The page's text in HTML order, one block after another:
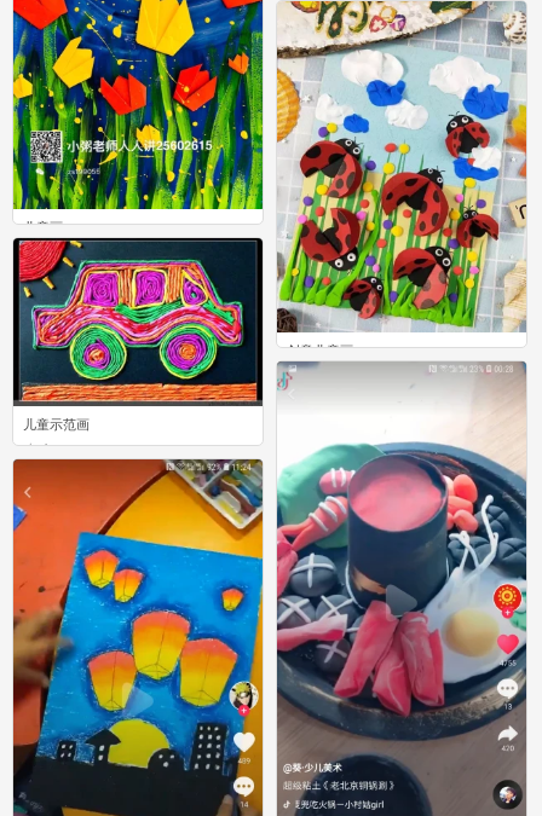
创意儿童画
17
儿童示范画
1
0
儿童画
0